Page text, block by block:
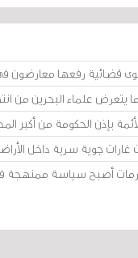
قضائية رفعها معارضون
يتعرض علماء البحرين من
بإذن الحكومة من أكبر
جوية سرية داخل الأراضي
أصبح سياسة